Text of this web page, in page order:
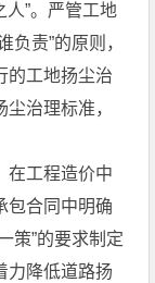
人”。严管工地
负责”的原则，
的工地扬尘治
治理标准，
工程造价中
包合同中明确
策”的要求制定
力降低道路扬